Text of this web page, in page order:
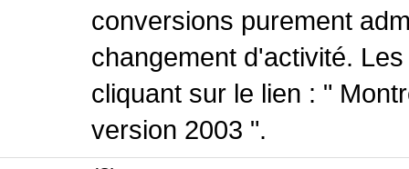
conversions purement
changement d'activité.
cliquant sur le lien : "
version 2003 ".